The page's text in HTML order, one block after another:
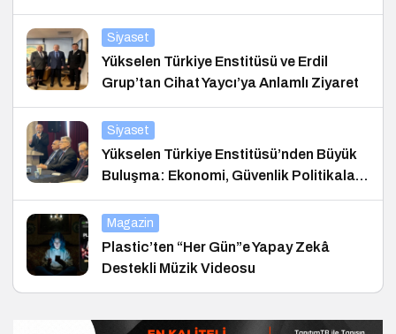
Siyaset
Yükselen Türkiye Enstitüsü ve Erdil
Grup’tan Cihat Yaycı’ya Anlamlı Ziyaret
Siyaset
Yükselen Türkiye Enstitüsü’nden Büyük
Buluşma: Ekonomi, Güvenlik Politikaları
ve Hukuk Konferansı
Magazin
Plastic’ten “Her Gün”e Yapay Zekâ
Destekli Müzik Videosu